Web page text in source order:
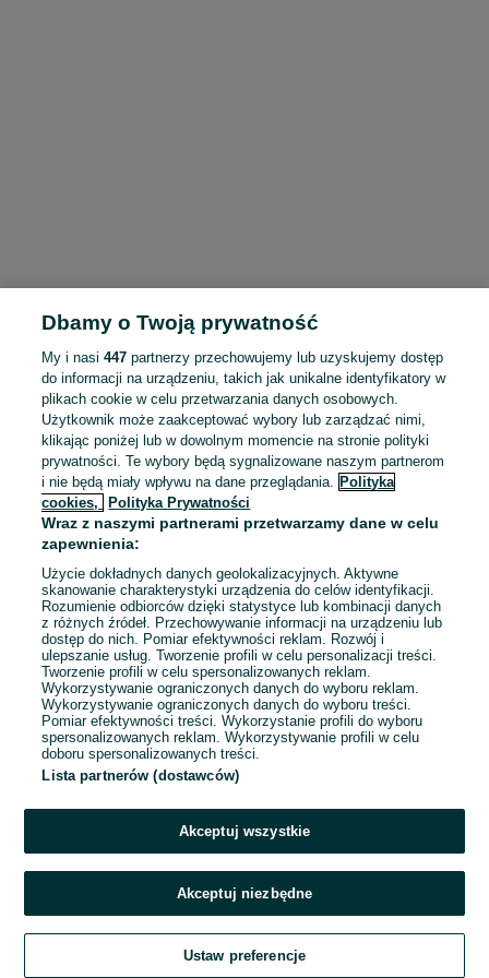
To ogłoszenie nie jest już dostępne
Przejdź na stronę główną
Dbamy o Twoją prywatność
My i nasi447 partnerzy przechowujemy lub uzyskujemy dostęp
do informacji na urządzeniu, takich jak unikalne identyfikatory w
plikach cookie w celu przetwarzania danych osobowych.
Użytkownik może zaakceptować wybory lub zarządzać nimi,
klikając poniżej lub w dowolnym momencie na stronie polityki
prywatności. Te wybory będą sygnalizowane naszym partnerom
i nie będą miały wpływu na dane przeglądania. Polityka
cookies,
Polityka Prywatności
Wraz z naszymi partnerami przetwarzamy dane w celu
zapewnienia:
Użycie dokładnych danych geolokalizacyjnych. Aktywne
skanowanie charakterystyki urządzenia do celów identyfikacji.
Rozumienie odbiorców dzięki statystyce lub kombinacji danych
z różnych źródeł. Przechowywanie informacji na urządzeniu lub
dostęp do nich. Pomiar efektywności reklam. Rozwój i
ulepszanie usług. Tworzenie profili w celu personalizacji treści.
Tworzenie profili w celu spersonalizowanych reklam.
Wykorzystywanie ograniczonych danych do wyboru reklam.
Wykorzystywanie ograniczonych danych do wyboru treści.
Pomiar efektywności treści. Wykorzystanie profili do wyboru
spersonalizowanych reklam. Wykorzystywanie profili w celu
doboru spersonalizowanych treści.
Lista partnerów (dostawców)
Akceptuj wszystkie
Akceptuj niezbędne
Ustaw preferencje